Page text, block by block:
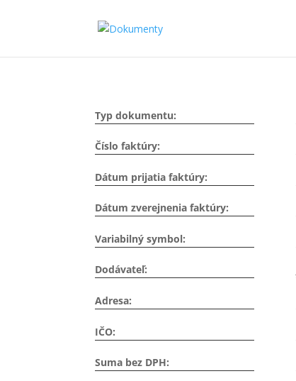
Typ dokumentu:
Číslo faktúry:
Dátum prijatia faktúry:
Dátum zverejnenia faktúry:
Variabilný symbol:
Dodávateľ:
Adresa:
IČO:
Suma bez DPH: